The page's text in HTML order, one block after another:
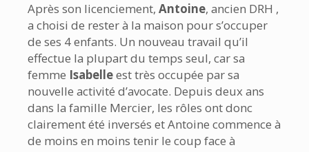
Après son licenciement, Antoine, ancien DRH ,
a choisi de rester à la maison pour s’occuper
de ses 4 enfants. Un nouveau travail qu’il
effectue la plupart du temps seul, car sa
femme Isabelleest très occupée par sa
nouvelle activité d’avocate. Depuis deux ans
dans la famille Mercier, les rôles ont donc
clairement été inversés et Antoine commence à
de moins en moins tenir le coup face à